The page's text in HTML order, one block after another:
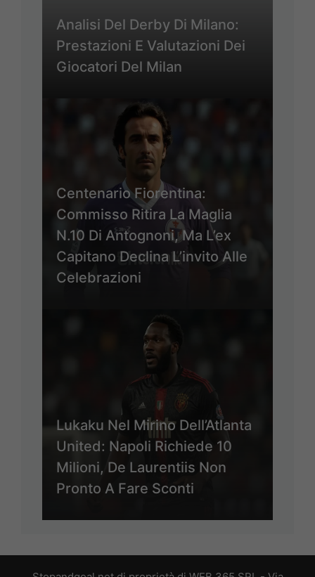
Analisi Del Derby Di Milano:
Prestazioni E Valutazioni Dei
Giocatori Del Milan
Centenario Fiorentina:
Commisso Ritira La Maglia
N.10 Di Antognoni, Ma L’ex
Capitano Declina L’invito Alle
Celebrazioni
Lukaku Nel Mirino Dell’Atlanta
United: Napoli Richiede 10
Milioni, De Laurentiis Non
Pronto A Fare Sconti